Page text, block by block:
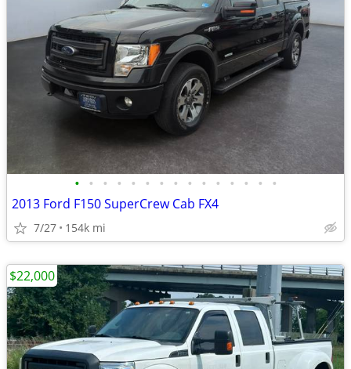
• • • • • • • • • • • • • • •
2013 Ford F150 SuperCrew Cab FX4
7/27 154k mi
$22,000